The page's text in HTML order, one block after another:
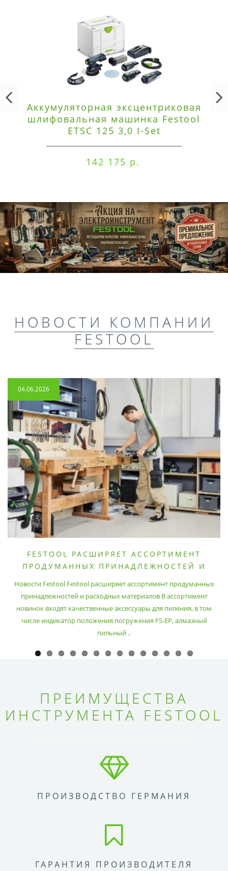
Аккумуляторная эксцентриковая
шлифовальная машинка Festool
ETSC 125 3,0 I-Set
142 175 р.
НОВОСТИ КОМПАНИИ
FESTOOL
04.06.2026
FESTOOL РАСШИРЯЕТ АССОРТИМЕНТ
ПРОДУМАННЫХ ПРИНАДЛЕЖНОСТЕЙ И
Новости Festool Festool расширяет ассортимент продуманных
принадлежностей и расходных материалов В ассортимент
новинок входят качественные аксессуары для пиления, в том
числе индикатор положения погружения FS-EP, алмазный
пильный ..
ПРЕИМУЩЕСТВА
ИНСТРУМЕНТА FESTOOL
ПРОИЗВОДСТВО ГЕРМАНИЯ
ГАРАНТИЯ ПРОИЗВОДИТЕЛЯ